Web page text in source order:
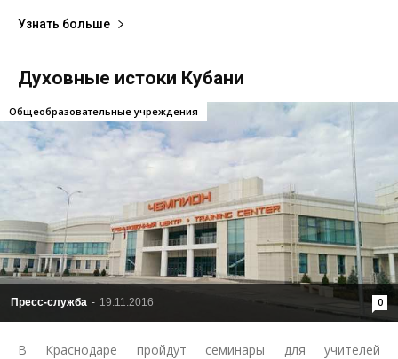
Узнать больше
Духовные истоки Кубани
Пресс-служба - 19.11.2016 0
Общеобразовательные учреждения
В Краснодаре пройдут семинары для учителей